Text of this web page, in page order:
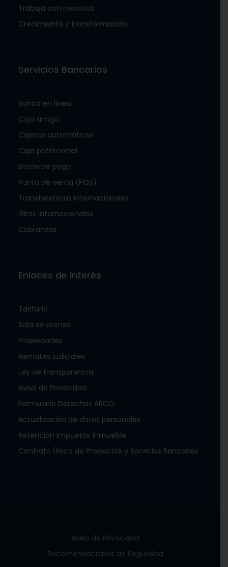
Trabaja con nosotros
Crecimiento y transformación
Servicios Bancarios
Banca en línea
Caja amiga
Cajeros automáticos
Caja patrimonial
Botón de pago
Punto de venta (POS)
Transferencias internacionales
Giros internacionales
Cobranzas
Enlaces de Interés
Tarifario
Sala de prensa
Propiedades
Remates judiciales
Ley de transparencia
Aviso de Privacidad
Formulario Derechos ARCO
Actualización de datos personales
Retención impuesto inmueble
Contrato Único de Productos y Servicios Bancarios
Aviso de Privacidad
Recomendaciones de Seguridad